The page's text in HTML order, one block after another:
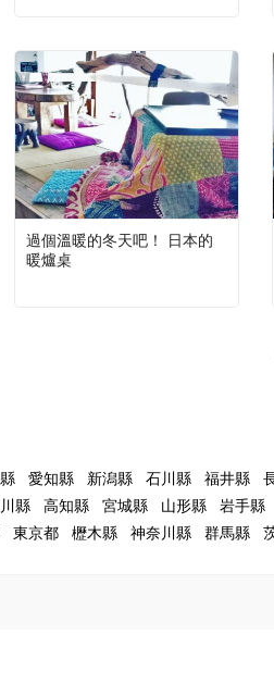
過個溫暖的冬天吧！ 日本的
暖爐桌
愛知縣 新潟縣 石川縣 福井縣
縣 高知縣 宮城縣 山形縣 岩手縣
東京都 櫪木縣 神奈川縣 群馬縣